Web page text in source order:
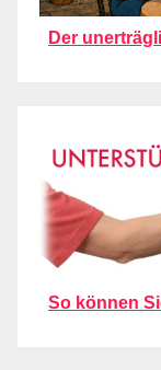
Der
So können